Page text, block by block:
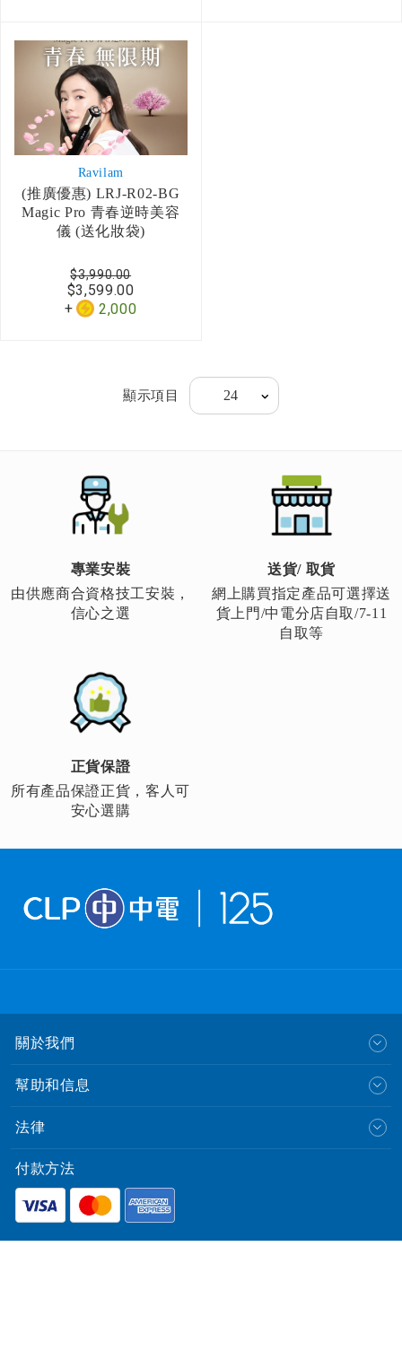
Ravilam
(推廣優惠) LRJ-R02-BG
Magic Pro 青春逆時美容
儀 (送化妝袋)
$3,599.00
2,000
$3,990.00
顯示項目
專業安裝
由供應商合資格技工安裝，
信心之選
送貨/ 取貨
網上購買指定產品可選擇送
貨上門/中電分店自取/7-11
自取等
正貨保證
所有產品保證正貨，客人可
安心選購
關於我們
幫助和信息
法律
付款方法